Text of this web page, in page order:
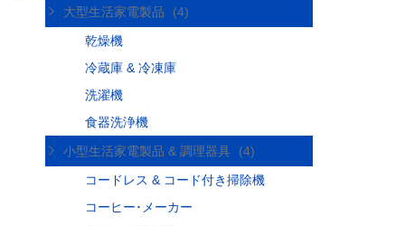
大型生活家電製品
(4)
乾燥機
冷蔵庫 & 冷凍庫
洗濯機
食器洗浄機
小型生活家電製品 & 調理器具
(4)
コードレス & コード付き掃除機
コーヒー･メーカー